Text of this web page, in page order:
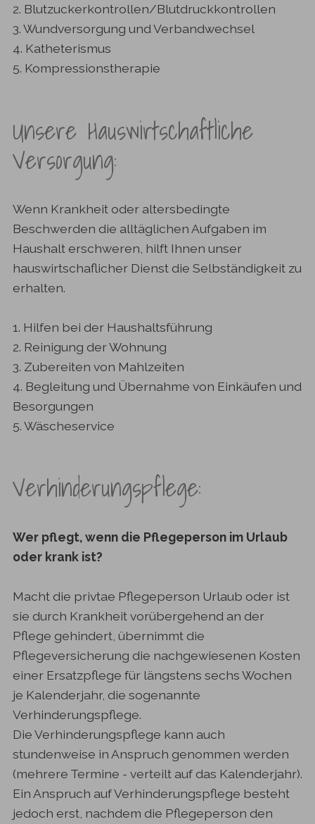
2. Blutzuckerkontrollen/Blutdruckkontrollen
3. Wundversorgung und Verbandwechsel
4. Katheterismus
5. Kompressionstherapie
Unsere Hauswirtschaftliche
Versorgung:
Wenn Krankheit oder altersbedingte
Beschwerden die alltäglichen Aufgaben im
Haushalt erschweren, hilft Ihnen unser
hauswirtschaflicher Dienst die Selbständigkeit zu
erhalten.
1. Hilfen bei der Haushaltsführung
2. Reinigung der Wohnung
3. Zubereiten von Mahlzeiten
4. Begleitung und Übernahme von Einkäufen und
Besorgungen
5. Wäscheservice
Verhinderungspflege:
Wer pflegt, wenn die Pflegeperson im Urlaub
oder krank ist?
Macht die privtae Pflegeperson Urlaub oder ist
sie durch Krankheit vorübergehend an der
Pflege gehindert, übernimmt die
Pflegeversicherung die nachgewiesenen Kosten
einer Ersatzpflege für längstens sechs Wochen
je Kalenderjahr, die sogenannte
Verhinderungspflege.
Die Verhinderungspflege kann auch
stundenweise in Anspruch genommen werden
(mehrere Termine - verteilt auf das Kalenderjahr).
Ein Anspruch auf Verhinderungspflege besteht
jedoch erst, nachdem die Pflegeperson den